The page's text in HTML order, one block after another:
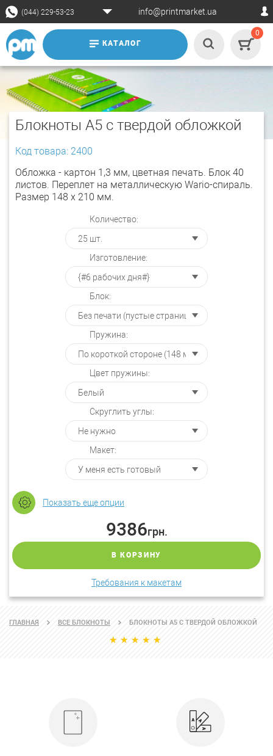
(044) 229-53-23 info@printmarket.ua
КАТАЛОГ
0
Блокноты A5 с твердой обложкой
Код товара: 2400
Обложка - картон 1,3 мм, цветная печать. Блок 40
листов. Переплет на металлическую Wario-спираль.
Размер 148 х 210 мм.
Количество:
Изготовление:
Блок:
Пружина:
Цвет пружины:
Скруглить углы:
Макет:
Показать еще опции
9386грн.
В КОРЗИНУ
Требования к макетам
ГЛАВНАЯ ВСЕ БЛОКНОТЫ БЛОКНОТЫ A5 С ТВЕРДОЙ ОБЛОЖКОЙ